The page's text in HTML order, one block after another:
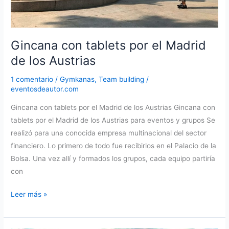
Gincana con tablets por el Madrid
de los Austrias
1 comentario /Gymkanas,Team building /
eventosdeautor.com
Gincana con tablets por el Madrid de los Austrias Gincana con
tablets por el Madrid de los Austrias para eventos y grupos Se
realizó para una conocida empresa multinacional del sector
financiero. Lo primero de todo fue recibirlos en el Palacio de la
Bolsa. Una vez allí y formados los grupos, cada equipo partiría
con
Gincana
tablets
Leer más »